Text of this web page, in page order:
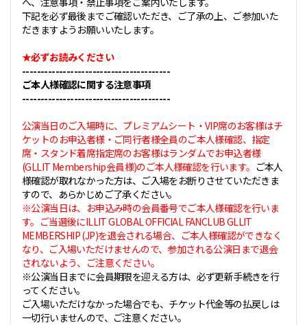
下記を必ず最後までご確認いただき、ご了承の上、ご参加いた
だきますようお願いいたします。
★必ずお読みください
----------------------------------------
ご本人様確認に関する注意事項
----------------------------------------
公演当日のご入場時に、プレミアムシート・VIP席のお客様はチ
ケットのお申込者様・ご同行者様全員のご本人様確認、指定
席・スタンド着席指定席のお客様はランダムでお申込者様
(GLLIT Membership会員様)のご本人様確認を行います。 ご本人
様確認が取れなかった方は、ご入場をお断りさせていただきま
すので、あらかじめご了承ください。
※公演当日は、お申込み時の会員番号でご本人様確認を行いま
す。ご当選後にILLIT GLOBAL OFFICIAL FANCLUB GLLIT
MEMBERSHIP (JP)を退会される場合、ご本人様確認ができなく
なり、ご入場いただけませんので、参加される公演日まで退会
されないよう、ご注意ください。
※公演当日までに会員期限を迎える方は、必ず更新手続きを行
ってください。
ご入場いただけなかった場合でも、チケット代金等の払戻しは
一切行いませんので、ご注意ください。